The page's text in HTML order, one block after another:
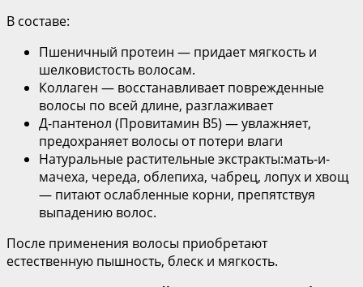
В составе:
Пшеничный протеин — придает мягкость и
шелковистость волосам.
Коллаген — восстанавливает поврежденные
волосы по всей длине, разглаживает
Д-пантенол (Провитамин В5) — увлажняет,
предохраняет волосы от потери влаги
Натуральные растительные экстракты:мать-и-
мачеха, череда, облепиха, чабрец, лопух и хвощ
— питают ослабленные корни, препятствуя
выпадению волос.
После применения волосы приобретают
естественную пышность, блеск и мягкость.